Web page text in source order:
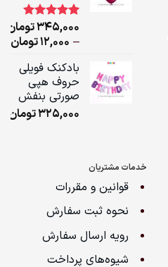
امتیاز5.00
1
مشتری
345,000تومان
–
12,000تومان
بادکنک فویلی
حروف هپی
صورتی بنفش
325,000تومان
خدمات مشتریان
قوانین و مقررات
نحوه ثبت سفارش
رویه ارسال سفارش
شیوه‌های پرداخت